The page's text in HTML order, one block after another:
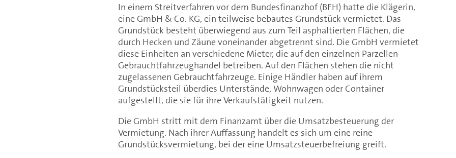
In einem Streitverfahren vor dem Bundesfinanzhof (BFH) hatte die Klägerin,
eine GmbH & Co. KG, ein teilweise bebautes Grundstück vermietet. Das
Grundstück besteht überwiegend aus zum Teil asphaltierten Flächen, die
durch Hecken und Zäune voneinander abgetrennt sind. Die GmbH vermietet
diese Einheiten an verschiedene Mieter, die auf den einzelnen Parzellen
Gebrauchtfahrzeughandel betreiben. Auf den Flächen stehen die nicht
zugelassenen Gebrauchtfahrzeuge. Einige Händler haben auf ihrem
Grundstücksteil überdies Unterstände, Wohnwagen oder Container
aufgestellt, die sie für ihre Verkaufstätigkeit nutzen.
Die GmbH stritt mit dem Finanzamt über die Umsatzbesteuerung der
Vermietung. Nach ihrer Auffassung handelt es sich um eine reine
Grundstücksvermietung, bei der eine Umsatzsteuerbefreiung greift.